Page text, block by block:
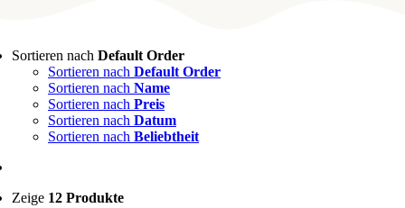
Sortieren nach Default Order
Sortieren nach Default Order
Sortieren nach Name
Sortieren nach Preis
Sortieren nach Datum
Sortieren nach Beliebtheit
Zeige 12 Produkte